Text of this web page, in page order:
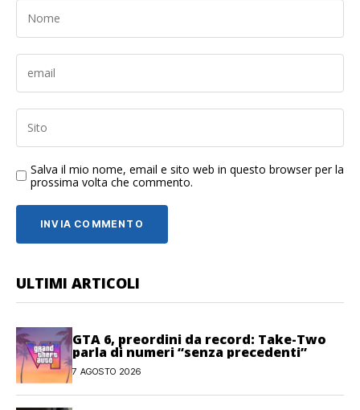
Salva il mio nome, email e sito web in questo browser per la
prossima volta che commento.
ULTIMI ARTICOLI
GTA 6, preordini da record: Take-Two
parla di numeri “senza precedenti”
7 AGOSTO 2026